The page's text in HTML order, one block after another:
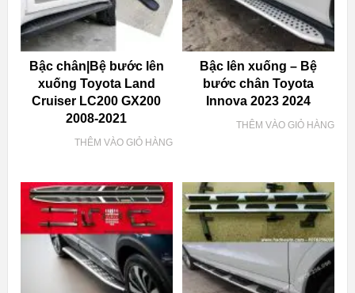
Bậc chân|Bệ bước lên
xuống Toyota Land
Cruiser LC200 GX200
2008-2021
THÊM VÀO GIỎ HÀNG
Bậc lên xuống – Bệ
bước chân Toyota
Innova 2023 2024
THÊM VÀO GIỎ HÀNG